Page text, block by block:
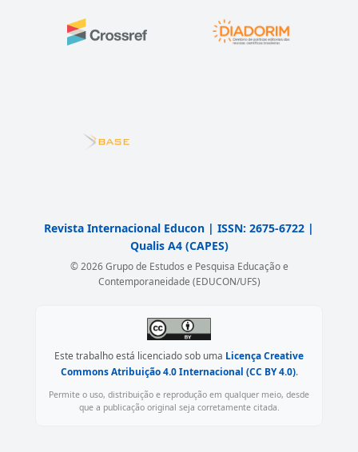
Revista Internacional Educon | ISSN: 2675-6722 |
Qualis A4 (CAPES)
© 2026 Grupo de Estudos e Pesquisa Educação e
Contemporaneidade (EDUCON/UFS)
Este trabalho está licenciado sob uma Licença Creative
Commons Atribuição 4.0 Internacional (CC BY 4.0).
Permite o uso, distribuição e reprodução em qualquer meio, desde
que a publicação original seja corretamente citada.